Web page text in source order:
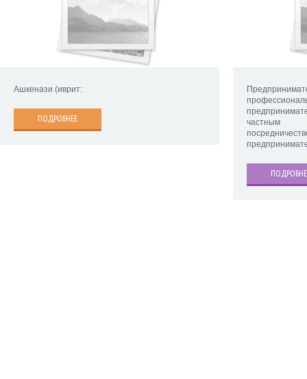
Ашкенази (иврит:
ПОДРОБНЕЕ
частным